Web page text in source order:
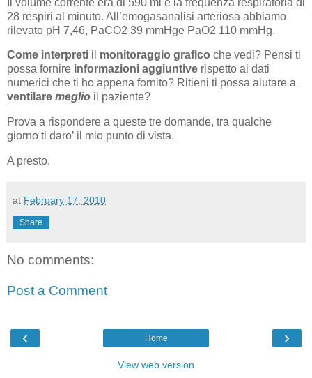
28 respiri al minuto. All’emogasanalisi arteriosa abbiamo
rilevato pH 7,46, PaCO2 39 mmHge PaO2 110 mmHg.
Come interpreti il monitoraggio grafico che vedi? Pensi ti
possa fornire informazioni aggiuntive rispetto ai dati
numerici che ti ho appena fornito? Ritieni ti possa aiutare a
ventilare meglio il paziente?
Prova a rispondere a queste tre domande, tra qualche
giorno ti daro’ il mio punto di vista.
A presto.
at February 17, 2010
Share
No comments:
Post a Comment
‹ ›
Home
View web version